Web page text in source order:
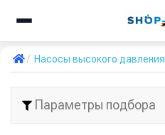
Насосы высокого давления
Параметры подбора